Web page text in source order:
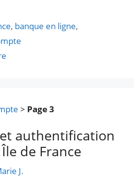
, banque en ligne,
> Page 3
authentification
de France
J.